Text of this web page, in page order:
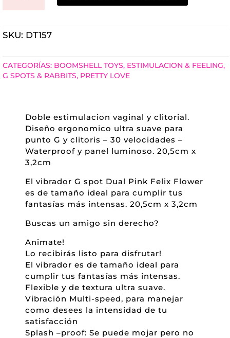
DUAL
PINK
FELIX
LOVE
CANTIDAD
SKU: DT157
CATEGORÍAS: BOOMSHELL TOYS, ESTIMULACION & FEELING,
G SPOTS & RABBITS, PRETTY LOVE
Doble estimulacion vaginal y clitorial.
Diseño ergonomico ultra suave para
punto G y clitoris – 30 velocidades –
Waterproof y panel luminoso. 20,5cm x
3,2cm
El vibrador G spot Dual Pink Felix Flower
es de tamaño ideal para cumplir tus
fantasías más intensas. 20,5cm x 3,2cm
Buscas un amigo sin derecho?
Animate!
Lo recibirás listo para disfrutar!
El vibrador es de tamaño ideal para
cumplir tus fantasías más intensas.
Flexible y de textura ultra suave.
Vibración Multi-speed, para manejar
como desees la intensidad de tu
satisfacción
Splash –proof: Se puede mojar pero no